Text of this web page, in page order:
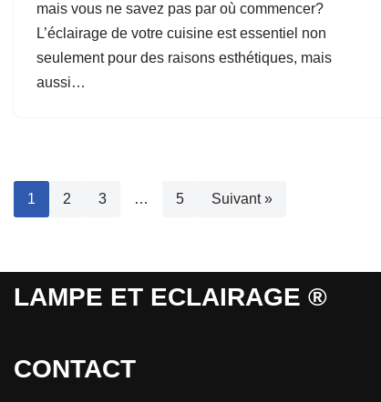
mais vous ne savez pas par où commencer?
L’éclairage de votre cuisine est essentiel non
seulement pour des raisons esthétiques, mais
aussi…
1 2 3 … 5 Suivant »
LAMPE ET ECLAIRAGE ®
CONTACT